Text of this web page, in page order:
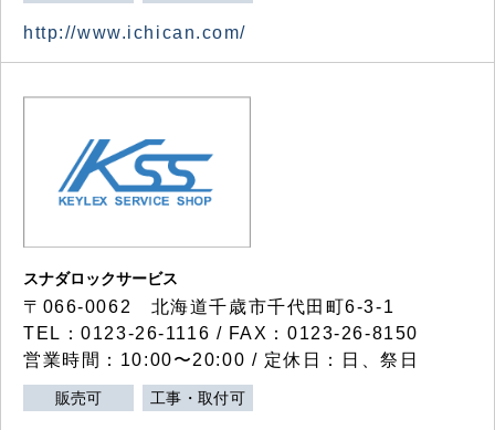
http://www.ichican.com/
スナダロックサービス
〒066-0062 北海道千歳市千代田町6-3-1
TEL：0123-26-1116 / FAX：0123-26-8150
営業時間：10:00〜20:00 / 定休日：日、祭日
販売可 工事・取付可